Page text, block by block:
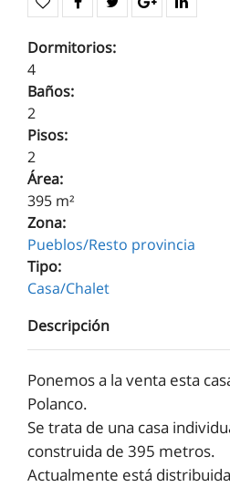
Dormitorios:
4
Baños:
2
Pisos:
2
Área:
395 m²
Zona:
Pueblos/Resto provincia
Tipo:
Casa/Chalet
Descripción
Ponemos a la venta esta
Polanco.
Se trata de una casa
construida de 395 metros.
Actualmente está